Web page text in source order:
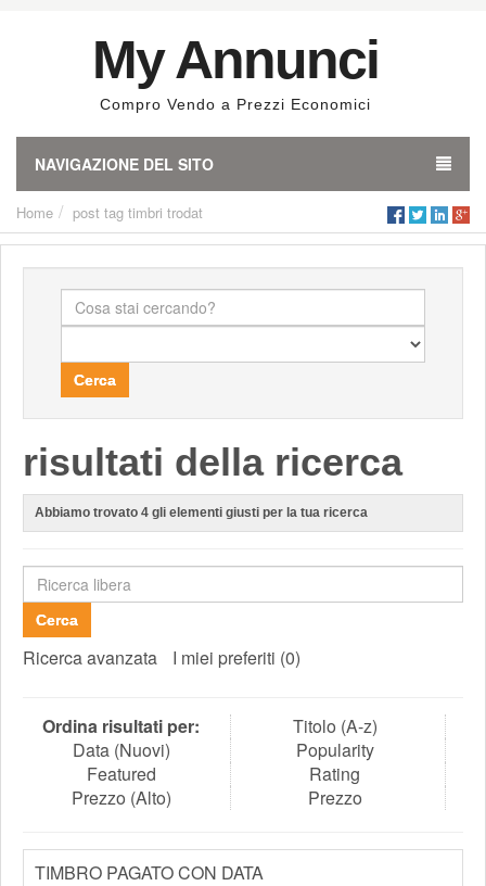
My Annunci
Compro Vendo a Prezzi Economici
NAVIGAZIONE DEL SITO
Home post tag timbri trodat
Cerca
risultati della ricerca
Abbiamo trovato 4 gli elementi giusti per la tua ricerca
Cerca
Ricerca avanzata I miei preferiti (0)
Ordina risultati per:
Titolo (A-z)
Data (Nuovi)
Popularity
Featured
Rating
Prezzo (Alto)
Prezzo
TIMBRO PAGATO CON DATA